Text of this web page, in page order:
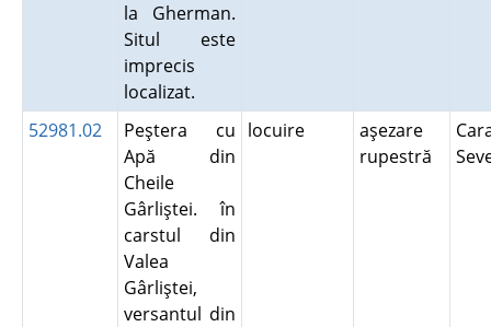
la Gherman.
Situl este
imprecis
localizat.
52981.02
Peştera cu
Apă din
Cheile
Gârliştei. în
carstul din
Valea
Gârliştei,
versantul din
locuire
aşezare
rupestră